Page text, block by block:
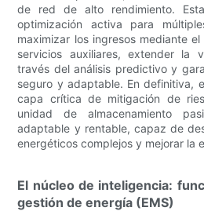
de red de alto rendimiento.
optimización activa para
maximizar los ingresos mediante
servicios auxiliares, extender la
través del análisis predictivo y
seguro y adaptable. En definitiva,
capa crítica de mitigación de
unidad de almacenamiento
adaptable y rentable, capaz de
energéticos complejos y mejorar la
El núcleo de inteligencia:
gestión de energía (EMS)